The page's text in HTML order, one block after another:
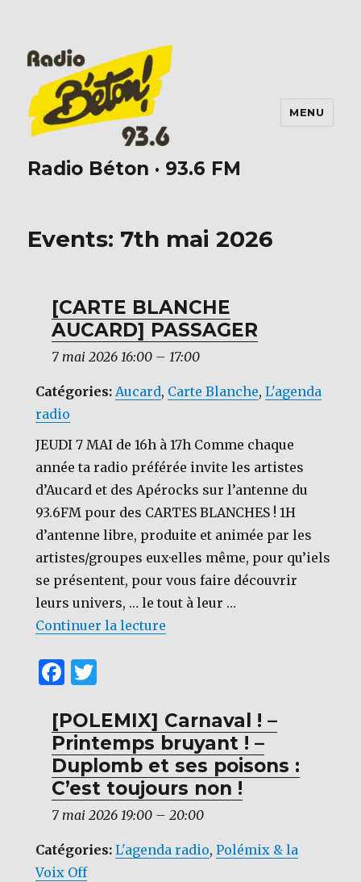
Radio Béton · 93.6 FM
MENU
Events: 7th mai 2026
[CARTE BLANCHE
AUCARD] PASSAGER
7 mai 2026 16:00– 17:00
Catégories: Aucard, Carte Blanche,L'agenda
radio
JEUDI 7 MAI de 16h à 17h Comme chaque
année ta radio préférée invite les artistes
d’Aucard et des Apérocks sur l’antenne du
93.6FM pour des CARTES BLANCHES ! 1H
d’antenne libre, produite et animée par les
artistes/groupes eux·elles même, pour qu’iels
se présentent, pour vous faire découvrir
leurs univers, … le tout à leur …
Continuer la lecture
F
c
e
b
o
o
k
it
te
r
[POLEMIX] Carnaval ! –
Printemps bruyant ! –
Duplomb et ses poisons :
C’est toujours non !
7 mai 2026 19:00– 20:00
Catégories: L'agenda radio,Polémix & la
Voix Off